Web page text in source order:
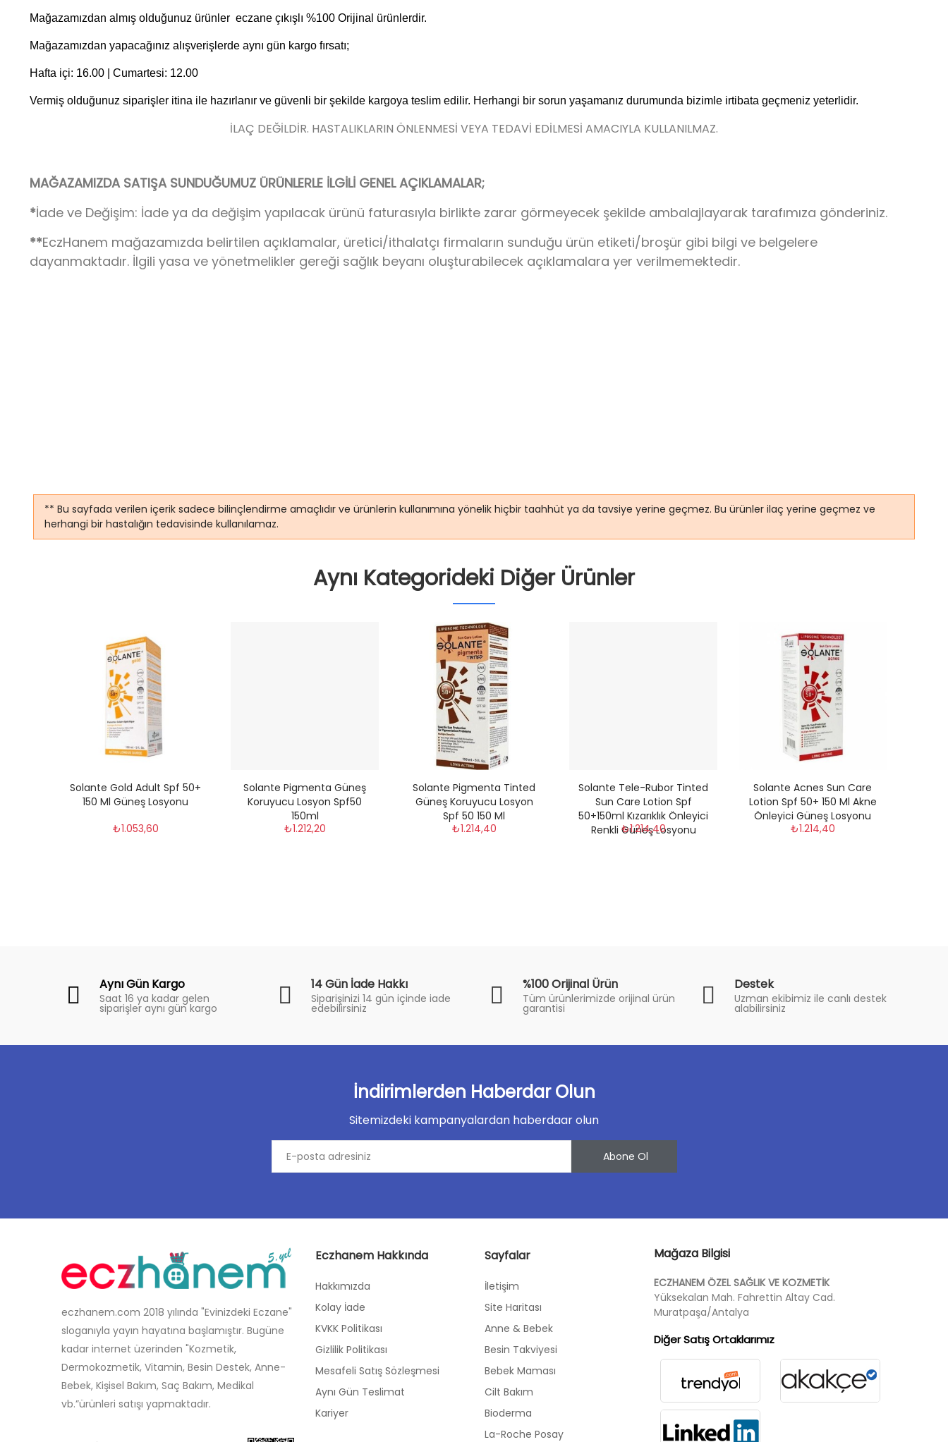
Mağazamızdan almış olduğunuz ürünler eczane çıkışlı %100 Orijinal ürünlerdir.
Mağazamızdan yapacağınız alışverişlerde aynı gün kargo fırsatı;
Hafta içi: 16.00 | Cumartesi: 12.00
Vermiş olduğunuz siparişler itina ile hazırlanır ve güvenli bir şekilde kargoya teslim edilir. Herhangi bir sorun yaşamanız durumunda bizimle irtibata geçmeniz yeterlidir.
İLAÇ DEĞİLDİR. HASTALIKLARIN ÖNLENMESİ VEYA TEDAVİ EDİLMESİ AMACIYLA KULLANILMAZ.
MAĞAZAMIZDA SATIŞA SUNDUĞUMUZ ÜRÜNLERLE İLGİLİ GENEL AÇIKLAMALAR;
*İade ve Değişim: İade ya da değişim yapılacak ürünü faturasıyla birlikte zarar görmeyecek şekilde ambalajlayarak tarafımıza gönderiniz.
**EczHanem mağazamızda belirtilen açıklamalar, üretici/ithalatçı firmaların sunduğu ürün etiketi/broşür gibi bilgi ve belgelere
dayanmaktadır. İlgili yasa ve yönetmelikler gereği sağlık beyanı oluşturabilecek açıklamalara yer verilmemektedir.
** Bu sayfada verilen içerik sadece bilinçlendirme amaçlıdır ve ürünlerin kullanımına yönelik hiçbir taahhüt ya da tavsiye yerine geçmez. Bu ürünler ilaç yerine geçmez ve
herhangi bir hastalığın tedavisinde kullanılamaz.
Aynı Kategorideki Diğer Ürünler
Solante Gold Adult Spf 50+
150 Ml Güneş Losyonu
₺1.053,60
Solante Pigmenta Güneş
Koruyucu Losyon Spf50
150ml
₺1.212,20
Solante Pigmenta Tinted
Güneş Koruyucu Losyon
Spf 50 150 Ml
₺1.214,40
Solante Tele-Rubor Tinted
Sun Care Lotion Spf
50+150ml Kızarıklık Önleyici
Renkli Güneş Losyonu
₺1.214,40
Solante Acnes Sun Care
Lotion Spf 50+ 150 Ml Akne
Önleyici Güneş Losyonu
₺1.214,40
Aynı Gün Kargo
Saat 16 ya kadar gelen
siparişler aynı gün kargo
14 Gün İade Hakkı
Siparişinizi 14 gün içinde iade
edebilirsiniz
%100 Orijinal Ürün
Tüm ürünlerimizde orijinal ürün
garantisi
Destek
Uzman ekibimiz ile canlı destek
alabilirsiniz
İndirimlerden Haberdar Olun
Sitemizdeki kampanyalardan haberdaar olun
Abone Ol
eczhanem.com 2018 yılında "Evinizdeki Eczane"
sloganıyla yayın hayatına başlamıştır. Bugüne
kadar internet üzerinden "Kozmetik,
Dermokozmetik, Vitamin, Besin Destek, Anne-
Bebek, Kişisel Bakım, Saç Bakım, Medikal
vb.”ürünleri satışı yapmaktadır.
Eczhanem Hakkında
Hakkımızda
Kolay İade
KVKK Politikası
Gizlilik Politikası
Mesafeli Satış Sözleşmesi
Aynı Gün Teslimat
Kariyer
Sayfalar
İletişim
Site Haritası
Anne & Bebek
Besin Takviyesi
Bebek Maması
Cilt Bakım
Bioderma
La-Roche Posay
Mağaza Bilgisi
ECZHANEM ÖZEL SAĞLIK VE KOZMETİK
Yüksekalan Mah. Fahrettin Altay Cad.
Muratpaşa/Antalya
Diğer Satış Ortaklarımız